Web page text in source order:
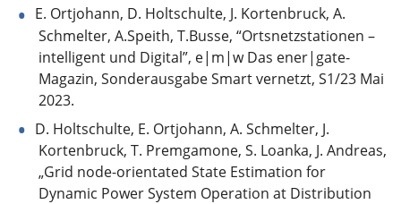
E. Ortjohann, D. Holtschulte, J. Kortenbruck, A.
Schmelter, A.Speith, T.Busse, “Ortsnetzstationen –
intelligent und Digital”, e|m|w Das ener|gate-
Magazin, Sonderausgabe Smart vernetzt, S1/23 Mai
2023.
D. Holtschulte, E. Ortjohann, A. Schmelter, J.
Kortenbruck, T. Premgamone, S. Loanka, J. Andreas,
„Grid node-orientated State Estimation for
Dynamic Power System Operation at Distribution